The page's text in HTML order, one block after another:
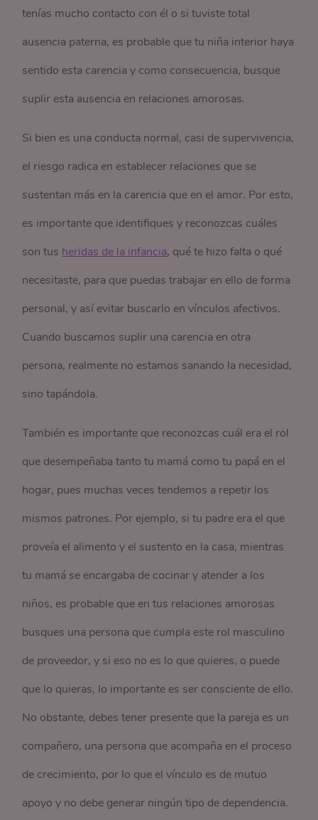
tenías mucho contacto con él o si tuviste total
ausencia paterna, es probable que tu niña interior haya
sentido esta carencia y como consecuencia, busque
suplir esta ausencia en relaciones amorosas.
Si bien es una conducta normal, casi de supervivencia,
el riesgo radica en establecer relaciones que se
sustentan más en la carencia que en el amor. Por esto,
es importante que identifiques y reconozcas cuáles
son tus heridas de la infancia, qué te hizo falta o qué
necesitaste, para que puedas trabajar en ello de forma
personal, y así evitar buscarlo en vínculos afectivos.
Cuando buscamos suplir una carencia en otra
persona, realmente no estamos sanando la necesidad,
sino tapándola.
También es importante que reconozcas cuál era el rol
que desempeñaba tanto tu mamá como tu papá en el
hogar, pues muchas veces tendemos a repetir los
mismos patrones. Por ejemplo, si tu padre era el que
proveía el alimento y el sustento en la casa, mientras
tu mamá se encargaba de cocinar y atender a los
niños, es probable que en tus relaciones amorosas
busques una persona que cumpla este rol masculino
de proveedor, y si eso no es lo que quieres, o puede
que lo quieras, lo importante es ser consciente de ello.
No obstante, debes tener presente que la pareja es un
compañero, una persona que acompaña en el proceso
de crecimiento, por lo que el vínculo es de mutuo
apoyo y no debe generar ningún tipo de dependencia.